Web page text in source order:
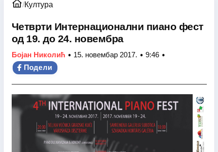
/Култура
Четврти Интернационални пиано фест
од 19. до 24. новембра
Бојан Николић • 15. новембар 2017. • 9:46 •
Подели